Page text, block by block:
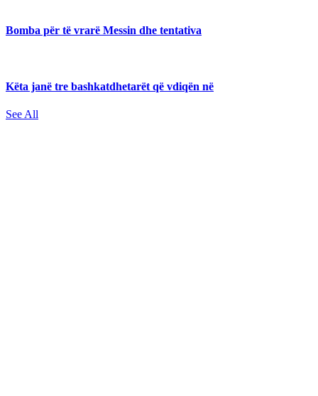
Bomba për të vrarë Messin dhe tentativa
Këta janë tre bashkatdhetarët që vdiqën në
See All